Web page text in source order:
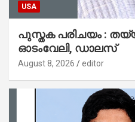
USA
പുസ്തക പരിചയം :
ഓടംവേലി, ഡാലസ്
August 8, 2026 editor